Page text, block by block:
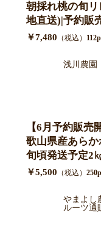
朝採れ桃の旬
地直送)|予約販
料
￥7,480 （税込）
浅川農園
【6月予約販売
歌山県産あら
旬頃発送予定2
青秀ギフト
￥5,500 （税込）
やまよし
ルーツ通